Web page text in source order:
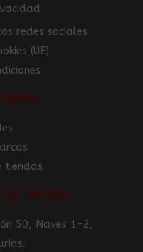
redes sociales
(UE)
tiendas
la tienda
50, Naves 1-2,